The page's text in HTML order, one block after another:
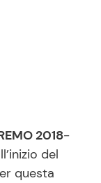
2018-
del
questa